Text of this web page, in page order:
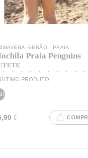
-VERÃO · PRAIA
Praia Penguins
ÚLTIMO PRODUTO
€